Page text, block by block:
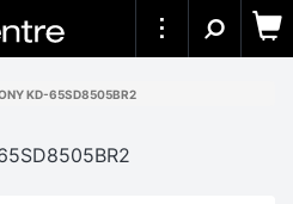
KD-65SD8505BR2